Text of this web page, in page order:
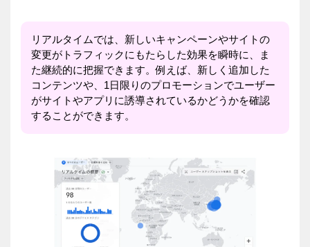
リアルタイムでは、新しいキャンペーンやサイトの
変更がトラフィックにもたらした効果を瞬時に、ま
た継続的に把握できます。例えば、新しく追加した
コンテンツや、1日限りのプロモーションでユーザー
がサイトやアプリに誘導されているかどうかを確認
することができます。